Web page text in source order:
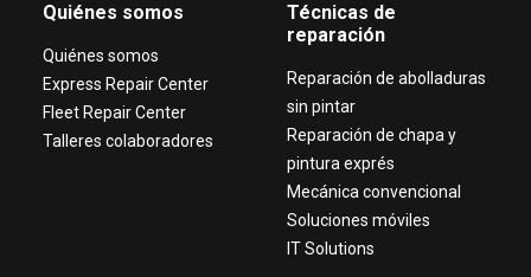
Quiénes somos
Quiénes somos
Express Repair Center
Fleet Repair Center
Talleres colaboradores
Técnicas de
reparación
Reparación de abolladuras
sin pintar
Reparación de chapa y
pintura exprés
Mecánica convencional
Soluciones móviles
IT Solutions